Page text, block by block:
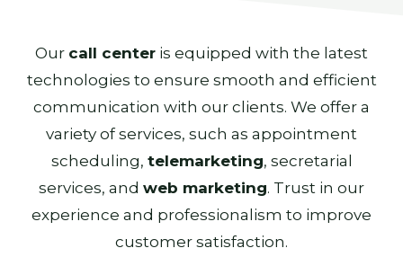
Our call center is equipped with the latest
technologies to ensure smooth and efficient
communication with our clients. We offer a
variety of services, such as appointment
scheduling, telemarketing, secretarial
services, and web marketing. Trust in our
experience and professionalism to improve
customer satisfaction.